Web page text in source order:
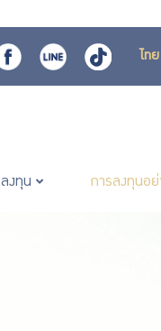
ไทย
ลงทุน การลงทุนอ